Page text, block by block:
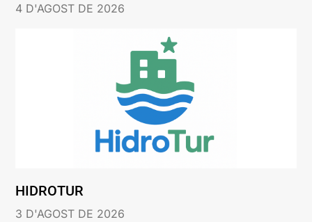
4 D'AGOST DE 2026
HIDROTUR
3 D'AGOST DE 2026